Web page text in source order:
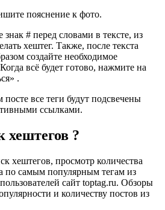
пояснение к фото.
знак # перед словами в тексте, из
хештег. Также, после текста
создайте необходимое
всё будет готово, нажмите на
.
все теги будут подсвечены
ссылками.
?
хештегов, просмотр количества
по самым популярным тегам из
сайт toptag.ru. Обзоры
и количеству постов из